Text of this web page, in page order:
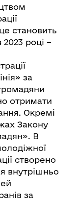
становить
2023 році –
за
отримати
Окремі
Закону
В
створено
внутрішньо
за